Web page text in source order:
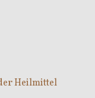
Heilmittel